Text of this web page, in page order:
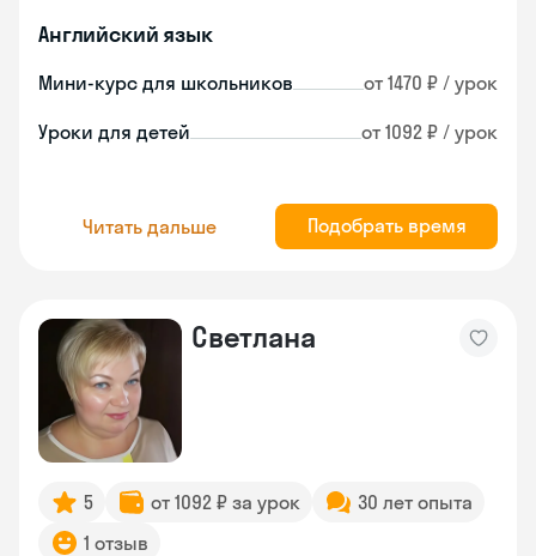
Английский язык
Мини-курс для школьников от 1470 ₽ / урок
Уроки для детей от 1092 ₽ / урок
Читать дальше Подобрать время
Светлана
5 от 1092 ₽ за урок
30 лет опыта
1 отзыв